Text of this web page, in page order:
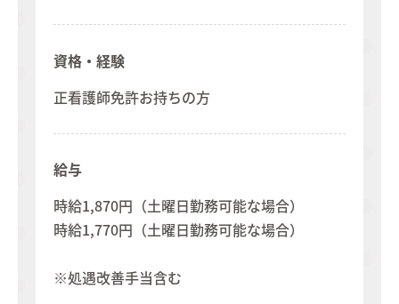
資格・経験
正看護師免許お持ちの方
給与
時給1,870円（土曜日勤務可能な場合）
時給1,770円（土曜日勤務可能な場合）
※処遇改善手当含む